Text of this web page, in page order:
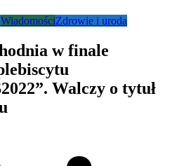
WiadomościZdrowie i uroda
w finale
Walczy o tytuł